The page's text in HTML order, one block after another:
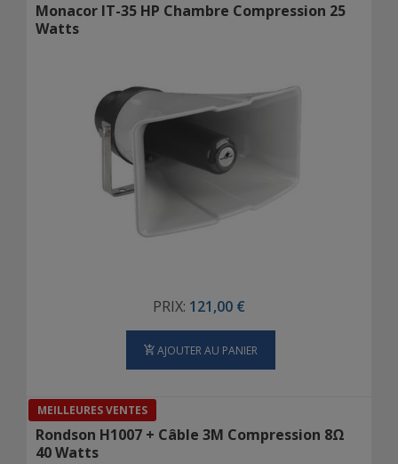
Monacor IT-35 HP Chambre Compression 25
Watts
PRIX: 121,00 €
AJOUTER AU PANIER
MEILLEURES VENTES
Rondson H1007 + Câble 3M Compression 8Ω
40 Watts